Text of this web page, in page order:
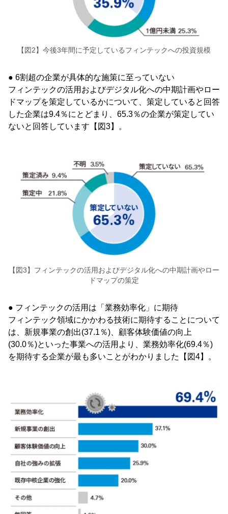
【図2】今後3年間に予定しているフィンテックへの投資規模
● 6割超の企業が具体的な施策に至っていない
フィンテックの活用およびデジタル化への中期計画やロー
ドマップを策定しているかについて、策定していると回答
した企業は9.4％にとどまり、65.3％の企業が策定してい
ないと回答しています【図3】。
【図3】フィンテックの活用およびデジタル化への中期計画やロー
ドマップの策定
● フィンテックの活用は「業務効率化」に期待
フィンテック領域にかかわる技術に期待することについて
は、新規事業の創出(37.1％)、顧客体験価値の向上
(30.0％)といった事業への活用より、業務効率化(69.4％)
を期待する企業が最も多いことがわかりました【図4】。